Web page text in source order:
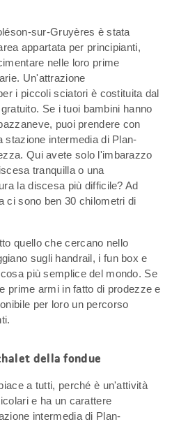
sur-Gruyères è stata
appartata per principianti,
nelle loro prime
Un'attrazione
i piccoli sciatori è costituita dal
Se i tuoi bambini hanno
puoi prendere con
stazione intermedia di Plan-
Qui avete solo l'imbarazzo
tranquilla o una
la discesa più difficile? Ad
ci sono ben 30 chilometri di
quello che cercano nello
sugli handrail, i fun box e
più semplice del mondo. Se
prime armi in fatto di prodezze e
per loro un percorso
della fondue
a tutti, perché è un'attività
e ha un carattere
intermedia di Plan-